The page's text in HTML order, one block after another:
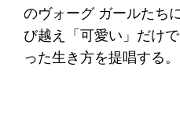
のヴォーグ ガールたち
び越え「可愛い」だけ
った生き方を提唱する。